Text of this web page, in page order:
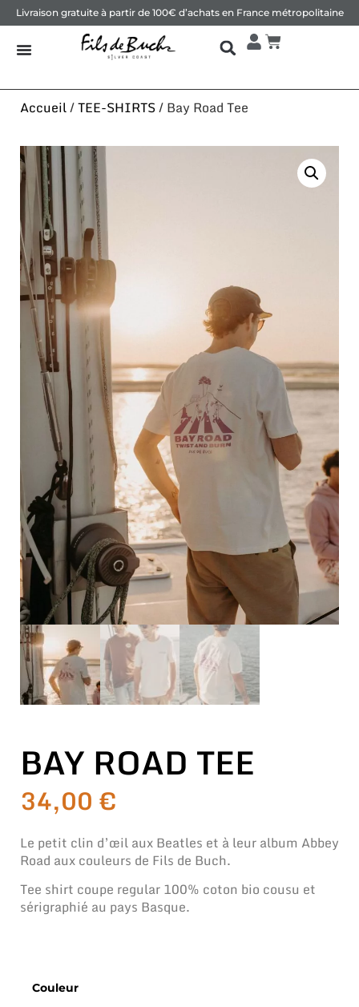
Livraison gratuite à partir de 100€ d’achats en France métropolitaine
Accueil/TEE-SHIRTS/ Bay Road Tee
BAY ROAD TEE
34,00 €
Le petit clin d’œil aux Beatles et à leur album Abbey
Road aux couleurs de Fils de Buch.
Tee shirt coupe regular 100% coton bio cousu et
sérigraphié au pays Basque.
Couleur